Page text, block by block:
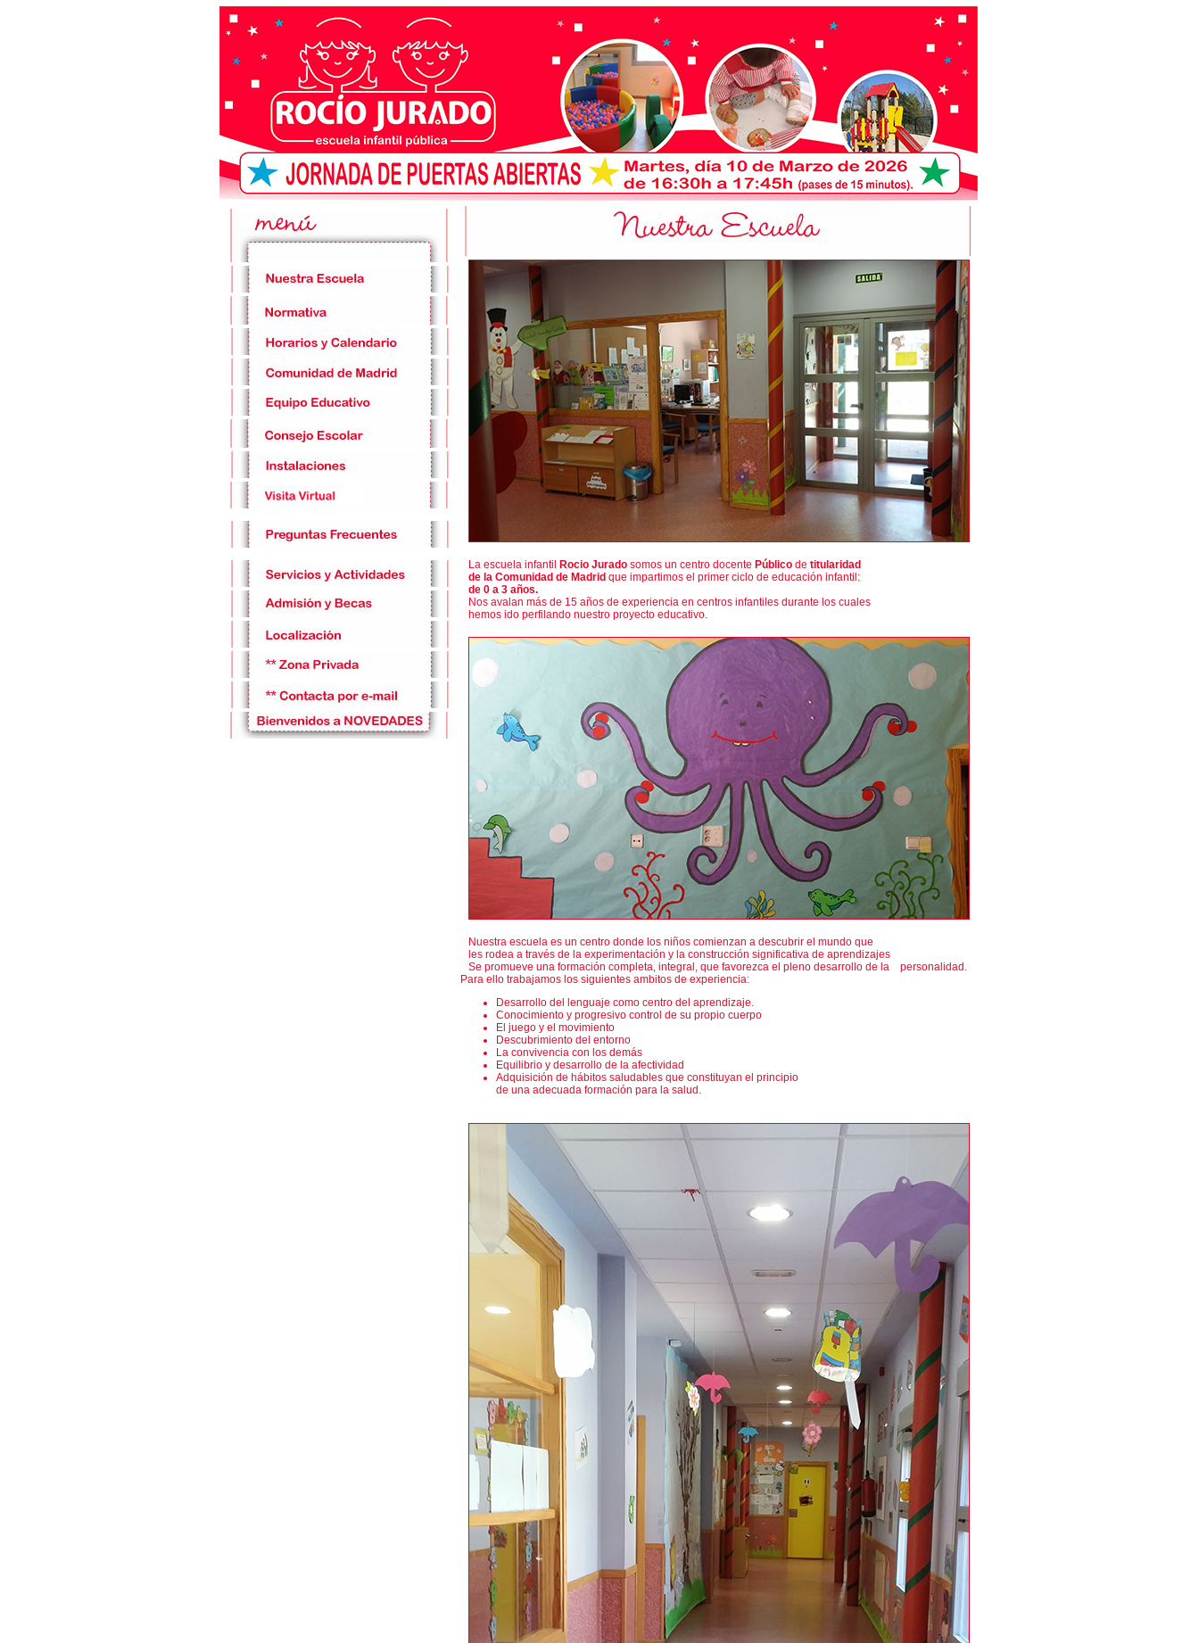
La escuela infantil Rocio Jurado somos un centro docente Público de titularidad
de la Comunidad de Madrid que impartimos el primer ciclo de educación infantil:
de 0 a 3 años.
Nos avalan más de 15 años de experiencia en centros infantiles durante los cuales
hemos ido perfilando nuestro proyecto educativo.
Nuestra escuela es un centro donde los niños comienzan a descubrir el mundo que
les rodea a través de la experimentación y la construcción significativa de aprendizajes
Se promueve una formación completa, integral, que favorezca el pleno desarrollo de la personalidad.
Para ello trabajamos los siguientes ambitos de experiencia:
Desarrollo del lenguaje como centro del aprendizaje.
Conocimiento y progresivo control de su propio cuerpo
El juego y el movimiento
Descubrimiento del entorno
La convivencia con los demás
Equilibrio y desarrollo de la afectividad
Adquisición de hábitos saludables que constituyan el principio
de una adecuada formación para la salud.